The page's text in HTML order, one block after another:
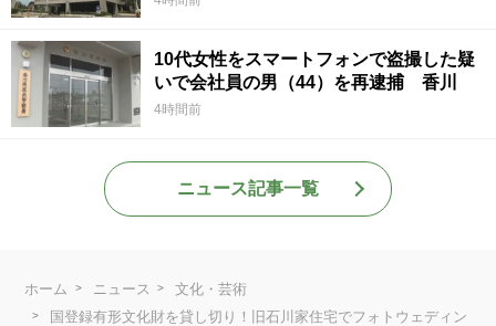
10代女性をスマートフォンで盗撮した疑
いで会社員の男（44）を再逮捕 香川
4時間前
ニュース記事一覧
ホーム ニュース
文化・芸術
国登録有形文化財を貸し切り！旧石川家住宅でフォトウェディン